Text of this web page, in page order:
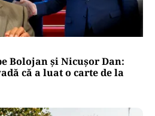
Bolojan și Nicușor Dan:
că a luat o carte de la